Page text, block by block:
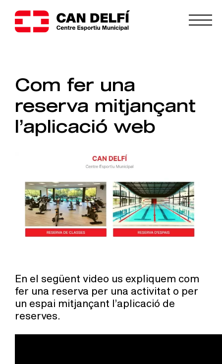
Com fer una
reserva mitjançant
l’aplicació web
En el següent video us expliquem com
fer una reserva per una activitat o per
un espai mitjançant l’aplicació de
reserves.